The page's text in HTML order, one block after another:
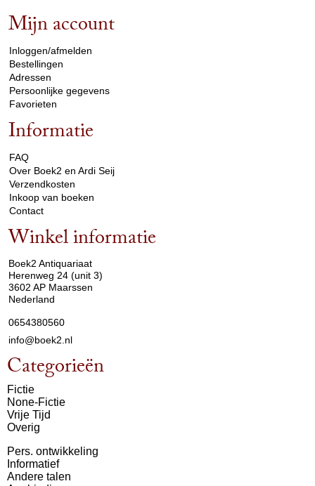
Mijn account
Inloggen/afmelden
Bestellingen
Adressen
Persoonlijke gegevens
Favorieten
Informatie
FAQ
Over Boek2 en Ardi Seij
Verzendkosten
Inkoop van boeken
Contact
Winkel informatie
Boek2 Antiquariaat
Herenweg 24 (unit 3)
3602 AP Maarssen
Nederland
0654380560
info@boek2.nl
Categorieën
Fictie
None-Fictie
Vrije Tijd
Overig
Pers. ontwikkeling
Informatief
Andere talen